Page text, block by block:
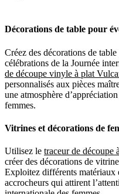
Décorations de table pour
Créez des décorations de
célébrations de la Journée
de découpe vinyle à plat
personnalisés aux pièces
une atmosphère
femmes.
Vitrines et décorations de
Utilisez le traceur de
créer des décorations de
Exploitez différents matériaux
accrocheurs qui attirent